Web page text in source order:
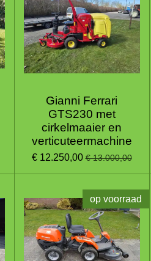
Gianni Ferrari
GTS230 met
cirkelmaaier en
verticuteermachine
€ 12.250,00 € 13.000,00
op voorraad